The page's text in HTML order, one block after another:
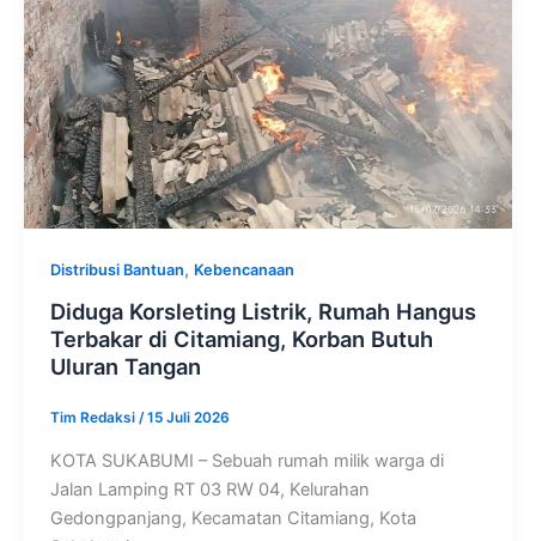
Distribusi Bantuan, Kebencanaan
Diduga Korsleting Listrik, Rumah Hangus
Terbakar di Citamiang, Korban Butuh
Uluran Tangan
Tim Redaksi /15 Juli 2026
KOTA SUKABUMI – Sebuah rumah milik warga di
Jalan Lamping RT 03 RW 04, Kelurahan
Gedongpanjang, Kecamatan Citamiang, Kota